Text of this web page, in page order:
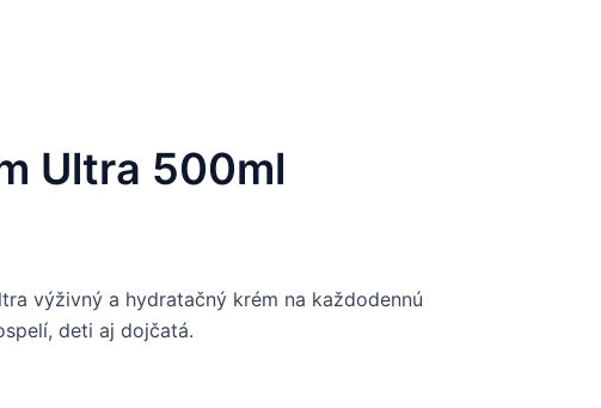
Ultra 500ml
výživný a hydratačný krém na každodennú
deti aj dojčatá.